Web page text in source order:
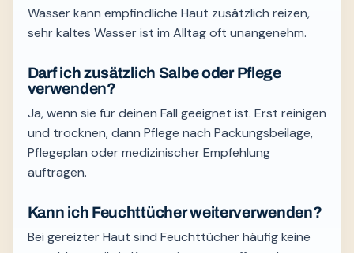
Wasser kann empfindliche Haut zusätzlich reizen,
sehr kaltes Wasser ist im Alltag oft unangenehm.
Darf ich zusätzlich Salbe oder Pflege
verwenden?
Ja, wenn sie für deinen Fall geeignet ist. Erst reinigen
und trocknen, dann Pflege nach Packungsbeilage,
Pflegeplan oder medizinischer Empfehlung
auftragen.
Kann ich Feuchttücher weiterverwenden?
Bei gereizter Haut sind Feuchttücher häufig keine